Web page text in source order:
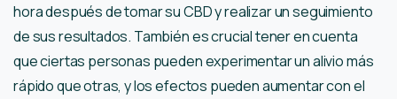
hora después de tomar su CBD y realizar un seguimiento
de sus resultados. También es crucial tener en cuenta
que ciertas personas pueden experimentar un alivio más
rápido que otras, y los efectos pueden aumentar con el